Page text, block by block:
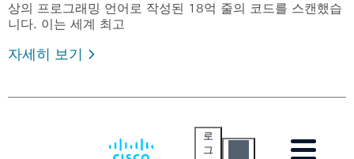
상의 프로그래밍 언어로 작성된 18억 줄의 코드를 스캔했습
니다. 이는 세계 최고
자세히 보기